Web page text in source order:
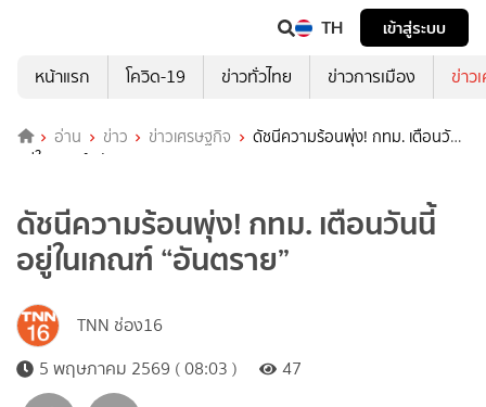
TH
เข้าสู่ระบบ
หน้าแรก
โควิด-19 ข่าวทั่วไทย ข่าวการเมือง ข่าว
อ่าน ข่าว ข่าวเศรษฐกิจ
ดัชนีความร้อนพุ่ง! กทม. เตือนวันนี้
อยู่ในเกณฑ์ “อันตราย”
ดัชนีความร้อนพุ่ง! กทม. เตือนวันนี้
อยู่ในเกณฑ์ “อันตราย”
TNN ช่อง16
5 พฤษภาคม 2569 ( 08:03 )
47